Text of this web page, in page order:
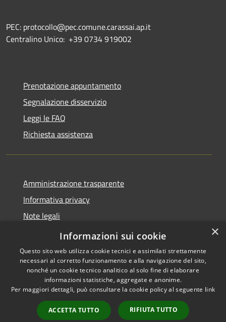
PEC: protocollo@pec.comune.carassai.ap.it
Centralino Unico: +39 0734 919002
Prenotazione appuntamento
Segnalazione disservizio
Leggi le FAQ
Richiesta assistenza
Amministrazione trasparente
Informativa privacy
Note legali
Dichiarazione di accessibilità
Accessibilità
Copyright © 2026 • Comune di
Carassai • Powered by
Municipium•
Accesso
×
Informazioni sui cookie
Questo sito web utilizza cookie tecnici e assimilati strettamente
necessari al corretto funzionamento e alla navigazione del sito,
nonché un cookie tecnico analitico al solo fine di elaborare
informazioni statistiche, aggregate e anonime.
Per maggiori dettagli, può consultare la cookie policy al seguente link
ACCETTA TUTTO RIFIUTA TUTTO